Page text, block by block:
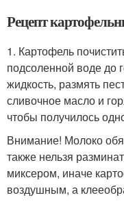
Рецепт
1. Картофель
подсоленной воде до
жидкость, размять
сливочное масло и
чтобы получилось
Внимание! Молоко
также нельзя
миксером, иначе
воздушным, а